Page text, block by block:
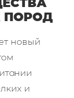
ПОРОД
новый
и